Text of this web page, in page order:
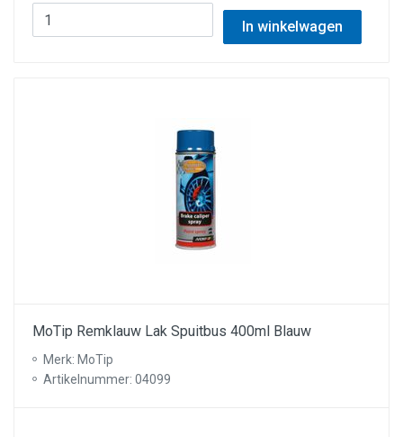
In winkelwagen
MoTip Remklauw Lak Spuitbus 400ml Blauw
Merk: MoTip
Artikelnummer: 04099